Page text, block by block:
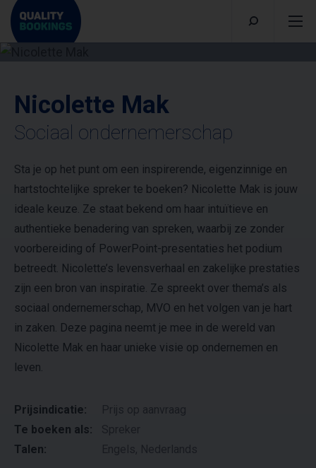
Nicolette Mak
Sociaal ondernemerschap
Sta je op het punt om een inspirerende, eigenzinnige en
hartstochtelijke spreker te boeken? Nicolette Mak is jouw
ideale keuze. Ze staat bekend om haar intuïtieve en
authentieke benadering van spreken, waarbij ze zonder
voorbereiding of PowerPoint-presentaties het podium
betreedt. Nicolette’s levensverhaal en zakelijke prestaties
zijn een bron van inspiratie. Ze spreekt over thema’s als
sociaal ondernemerschap, MVO en het volgen van je hart
in zaken. Deze pagina neemt je mee in de wereld van
Nicolette Mak en haar unieke visie op ondernemen en
leven.
Prijsindicatie:
Prijs op aanvraag
Te boeken als:
Talen: